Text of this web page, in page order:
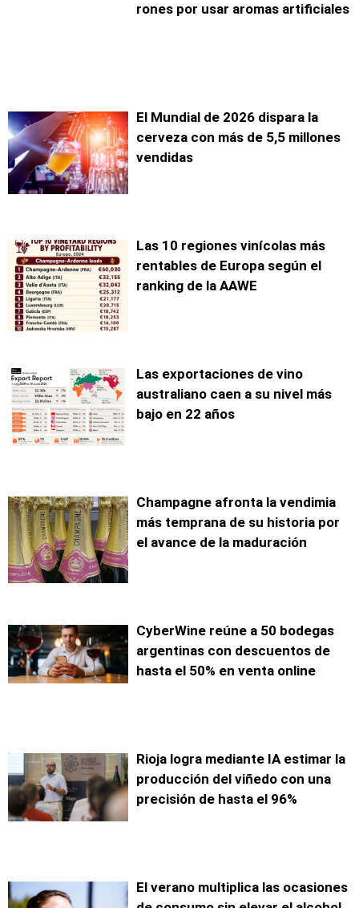
rones por usar aromas artificiales
El Mundial de 2026 dispara la
cerveza con más de 5,5 millones
vendidas
Las 10 regiones vinícolas más
rentables de Europa según el
ranking de la AAWE
Las exportaciones de vino
australiano caen a su nivel más
bajo en 22 años
Champagne afronta la vendimia
más temprana de su historia por
el avance de la maduración
CyberWine reúne a 50 bodegas
argentinas con descuentos de
hasta el 50% en venta online
Rioja logra mediante IA estimar la
producción del viñedo con una
precisión de hasta el 96%
El verano multiplica las ocasiones